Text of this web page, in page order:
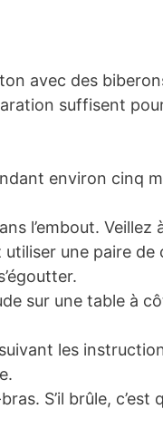
avec des
suffisent
environ cinq
l’embout. Veillez
une paire de
sur une table à
les
S’il brûle, c’est